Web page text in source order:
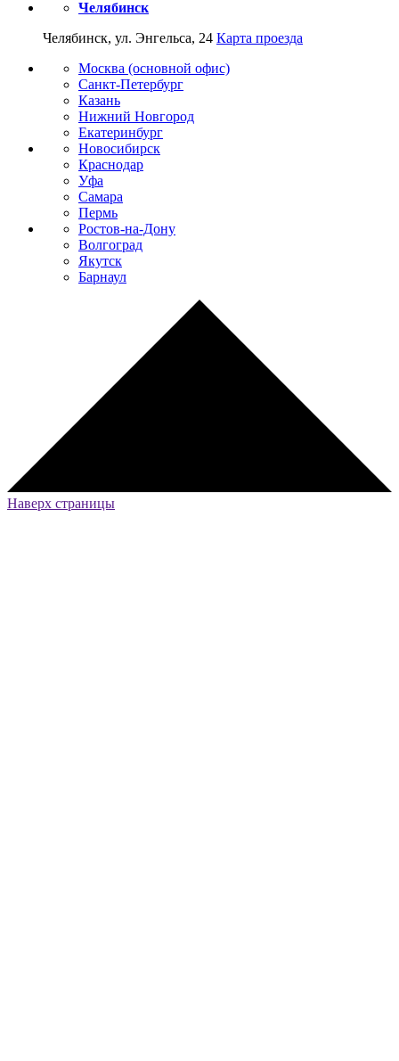
Челябинск
Челябинск, ул. Энгельса, 24 Карта проезда
Москва (основной офис)
Санкт-Петербург
Казань
Нижний Новгород
Екатеринбург
Новосибирск
Краснодар
Уфа
Самара
Пермь
Ростов-на-Дону
Волгоград
Якутск
Барнаул
Наверх страницы